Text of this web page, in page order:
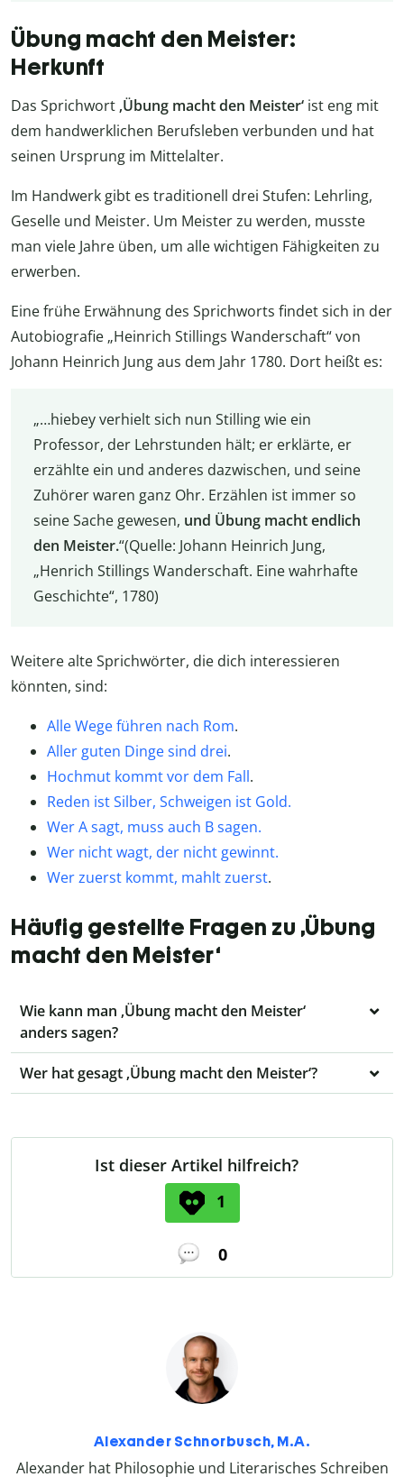
Übung macht den Meister:
Herkunft
Das Sprichwort ‚Übung macht den Meister‘ ist eng mit
dem handwerklichen Berufsleben verbunden und hat
seinen Ursprung im Mittelalter.
Im Handwerk gibt es traditionell drei Stufen: Lehrling,
Geselle und Meister. Um Meister zu werden, musste
man viele Jahre üben, um alle wichtigen Fähigkeiten zu
erwerben.
Eine frühe Erwähnung des Sprichworts findet sich in der
Autobiografie „Heinrich Stillings Wanderschaft“ von
Johann Heinrich Jung aus dem Jahr 1780. Dort heißt es:
„…hiebey verhielt sich nun Stilling wie ein
Professor, der Lehrstunden hält; er erklärte, er
erzählte ein und anderes dazwischen, und seine
Zuhörer waren ganz Ohr. Erzählen ist immer so
seine Sache gewesen, und Übung macht endlich
den Meister.“(Quelle: Johann Heinrich Jung,
„Henrich Stillings Wanderschaft. Eine wahrhafte
Geschichte“, 1780)
Weitere alte Sprichwörter, die dich interessieren
könnten, sind:
Alle Wege führen nach Rom.
Aller guten Dinge sind drei.
Hochmut kommt vor dem Fall.
Reden ist Silber, Schweigen ist Gold.
Wer A sagt, muss auch B sagen.
Wer nicht wagt, der nicht gewinnt.
Wer zuerst kommt, mahlt zuerst.
Häufig gestellte Fragen zu ‚Übung
macht den Meister‘
Wie kann man ‚Übung macht den Meister‘
anders sagen?
Wer hat gesagt ‚Übung macht den Meister‘?
Ist dieser Artikel hilfreich?
1
0
Alexander Schnorbusch, M.A.
Alexander hat Philosophie und Literarisches Schreiben